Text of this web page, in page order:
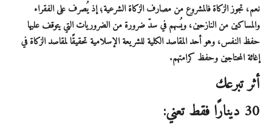
نعم، تجوز الزكاة فالمشروع من مصارف الزكاة الشرعية؛ إذ يُصرف على الفقراء
والمساكين من النازحين، ويُسهم في سدّ ضرورة من الضروريات التي يتوقف عليها
حفظ النفس، وهو أحد المقاصد الكلية للشريعة الإسلامية تحقيقًا لمقاصد الزكاة في
إغاثة المحتاجين وحفظ كرامتهم.
أثر تبرعك
30 دينارًا فقط تعني: